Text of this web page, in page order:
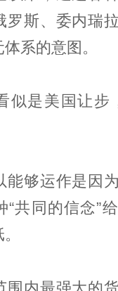
罗斯、委内瑞
系的意图。
似是美国让步
能够运作是因
“共同的信念”